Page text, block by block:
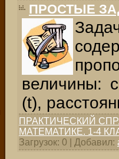
ПРОСТЫЕ
величины:
(t),
ПРАКТИЧЕСКИЙ
МАТЕМАТИКЕ. 1-4
Загрузок: 0 | Добавил: